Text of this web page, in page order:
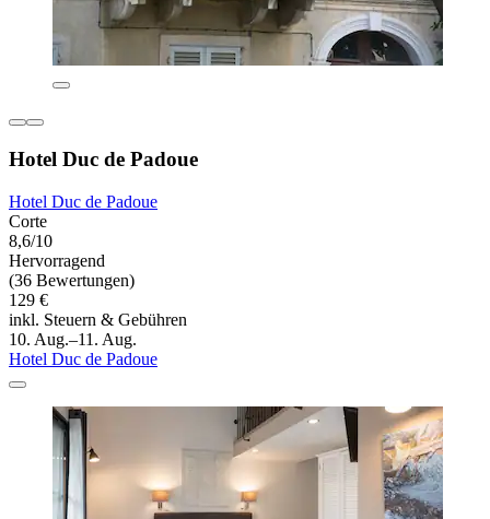
Hotel Duc de Padoue
Hotel Duc de Padoue
Corte
8,6/10
Hervorragend
(36 Bewertungen)
129 €
inkl. Steuern & Gebühren
10. Aug.–11. Aug.
Hotel Duc de Padoue